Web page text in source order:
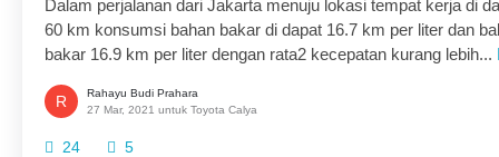
Dalam perjalanan dari Jakarta menuju lokasi tempat kerja di
60 km konsumsi bahan bakar di dapat 16.7 km per liter dan
bakar 16.9 km per liter dengan rata2 kecepatan kurang lebih...
R
Rahayu Budi Prahara
27 Mar, 2021 untuk Toyota Calya
24 5